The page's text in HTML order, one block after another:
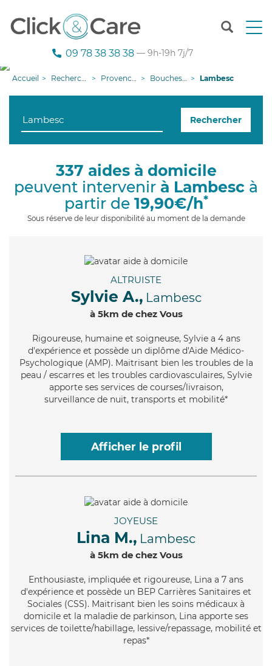
T
n
g
i
09 78 38 38 38 — 9h-19h 7j/7
Accueil Recherche aide à domicile Provence-Alpes-Côte d'Azur Bouches-du-Rhône Lambesc
Rechercher
337 aides à domicile
peuvent intervenir à Lambesc à
partir de 19,90€/h*
Sous réserve de leur disponibilité au moment de la demande
ALTRUISTE
Sylvie A., Lambesc
à 5km de chez Vous
Rigoureuse, humaine et soigneuse, Sylvie a 4 ans
d'expérience et possède un diplôme d'Aide Médico-
Psychologique (AMP). Maitrisant bien les troubles de la
peau / escarres et les troubles cardiovasculaires, Sylvie
apporte ses services de courses/livraison,
surveillance de nuit, transports et mobilité*
Afficher le profil
JOYEUSE
Lina M., Lambesc
à 5km de chez Vous
Enthousiaste, impliquée et rigoureuse, Lina a 7 ans
d'expérience et possède un BEP Carrières Sanitaires et
Sociales (CSS). Maitrisant bien les soins médicaux à
domicile et la maladie de parkinson, Lina apporte ses
services de toilette/habillage, lessive/repassage, mobilité et
repas*